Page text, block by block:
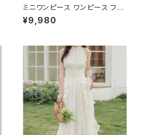
ミニワンピース ワンピース フェ
ザーデザイン タイトワンピース
チューブトップ レディース 春夏
ワンピドレス OL エレガント フ
ォーマル ブラック ボルドー ホワ
イト 大きいサイズ きれいめ ドレ
スワンピース お呼ばれ 韓国 フ
ァッション オフィスカジュアル 韓
国風 キャバドレス ナイトドレス
ナイトワンピ カジュアル 10代 2
0代 30代 40代 C-OSS0127
¥9,980